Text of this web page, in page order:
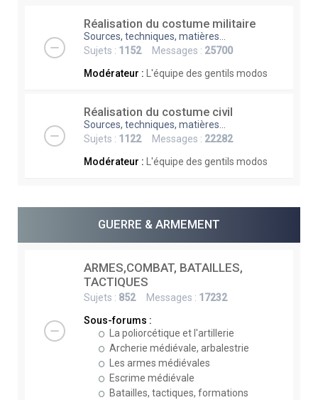
Réalisation du costume militaire
Sources, techniques, matières...
Sujets : 1152Messages : 25700
Modérateur :
L'équipe des gentils modos
Réalisation du costume civil
Sources, techniques, matières...
Sujets : 1122Messages : 22282
Modérateur :
L'équipe des gentils modos
GUERRE & ARMEMENT
ARMES,COMBAT, BATAILLES,
TACTIQUES
Sujets : 852Messages : 17232
Sous-forums :
La poliorcétique et l'artillerie
Archerie médiévale, arbalestrie
Les armes médiévales
Escrime médiévale
Batailles, tactiques, formations